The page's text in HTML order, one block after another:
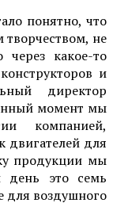
понятно, что
творчеством, не
какое-то
и
директор
момент мы
компанией,
двигателей для
продукции мы
день это семь
для воздушного